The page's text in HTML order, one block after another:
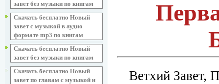
завет без музыки по книгам
Скачать бесплатно Новый
завет с музыкой в аудио
формате mp3 по книгам
Скачать бесплатно Новый
завет без музыки по книгам
Скачать бесплатно Новый
завет по главам с музыкой и
Ветхий Завет,